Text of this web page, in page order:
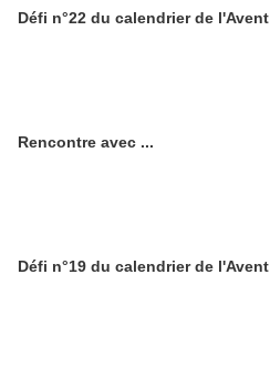
Défi n°22 du calendrier de l'Avent
Rencontre avec ...
Défi n°19 du calendrier de l'Avent